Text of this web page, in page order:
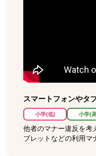
スマートフォンやタ
小学(低) 小学(
他者のマナー違反を考
ブレットなどの利用マ